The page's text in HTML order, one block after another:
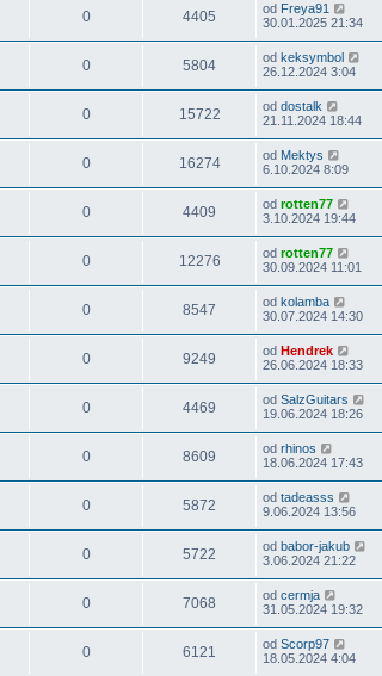
0 4405 od Freya91
30.01.2025 21:34
0 5804 od keksymbol
26.12.2024 3:04
0 15722 od dostalk
21.11.2024 18:44
0 16274 od Mektys
6.10.2024 8:09
0 4409 od rotten77
3.10.2024 19:44
0 12276 od rotten77
30.09.2024 11:01
0 8547 od kolamba
30.07.2024 14:30
0 9249 od Hendrek
26.06.2024 18:33
0 4469 od SalzGuitars
19.06.2024 18:26
0 8609 od rhinos
18.06.2024 17:43
0 5872 od tadeasss
9.06.2024 13:56
0 5722 od babor-jakub
3.06.2024 21:22
0 7068 od cermja
31.05.2024 19:32
0 6121 od Scorp97
18.05.2024 4:04